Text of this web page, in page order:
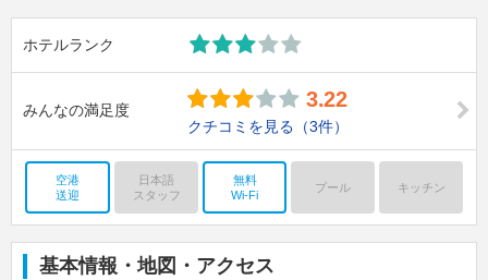
ホテルランク
みんなの満足度 3.22
クチコミを見る （3件）
空港
送迎
日本語
スタッフ
無料
Wi-Fi
プール キッチン
基本情報・地図・アクセス